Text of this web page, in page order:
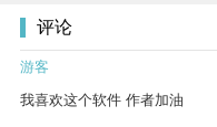
评论
游客
我喜欢这个软件 作者加油